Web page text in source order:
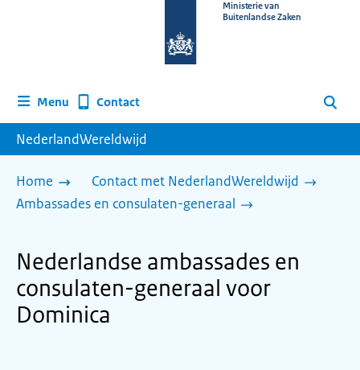
homepage
Ministerie van
Buitenlandse Zaken
Menu Contact Zoeken
NederlandWereldwijd
Home
Contact met NederlandWereldwijd
Ambassades en consulaten-generaal
Nederlandse ambassades en
consulaten-generaal voor
Dominica